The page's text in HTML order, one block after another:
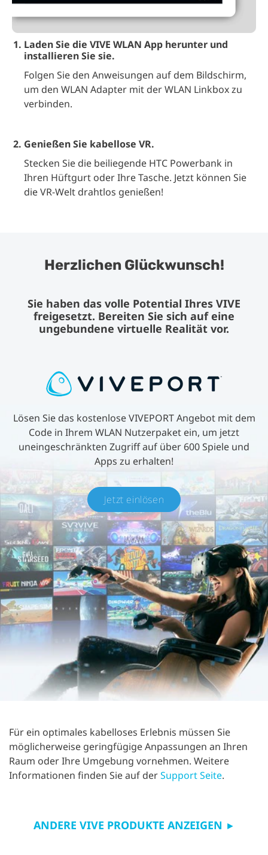
Laden Sie die VIVE WLAN App herunter und
installieren Sie sie.
Folgen Sie den Anweisungen auf dem Bildschirm,
um den WLAN Adapter mit der WLAN Linkbox zu
verbinden.
Genießen Sie kabellose VR.
Stecken Sie die beiliegende HTC Powerbank in
Ihren Hüftgurt oder Ihre Tasche. Jetzt können Sie
die VR-Welt drahtlos genießen!
Herzlichen Glückwunsch!
Sie haben das volle Potential Ihres VIVE
freigesetzt. Bereiten Sie sich auf eine
ungebundene virtuelle Realität vor.
Lösen Sie das kostenlose VIVEPORT Angebot mit dem
Code in Ihrem WLAN Nutzerpaket ein, um jetzt
uneingeschränkten Zugriff auf über 600 Spiele und
Apps zu erhalten!
Jetzt einlösen
Für ein optimales kabelloses Erlebnis müssen Sie
möglicherweise geringfügige Anpassungen an Ihren
Raum oder Ihre Umgebung vornehmen. Weitere
Informationen finden Sie auf derSupport Seite.
ANDERE VIVE PRODUKTE ANZEIGEN ►